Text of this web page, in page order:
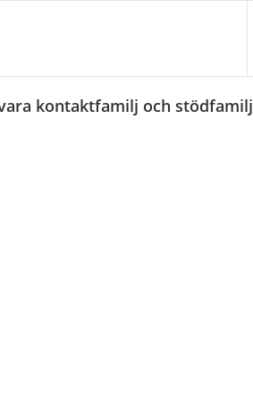
kontaktfamilj och stödfamilj